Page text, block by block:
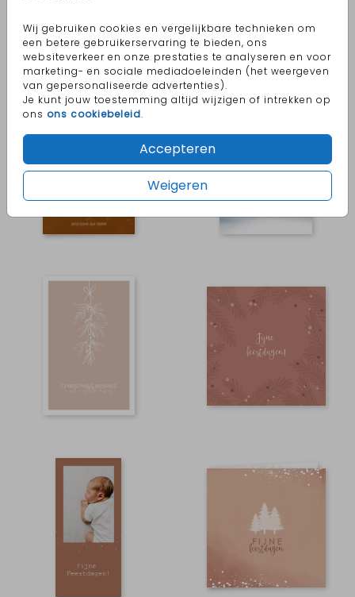
Wij gebruiken cookies en vergelijkbare technieken om
een betere gebruikerservaring te bieden, ons
websiteverkeer en onze prestaties te analyseren en voor
marketing- en sociale mediadoeleinden (het weergeven
van gepersonaliseerde advertenties).
Je kunt jouw toestemming altijd wijzigen of intrekken op
ons ons cookiebeleid.
Accepteren
Weigeren